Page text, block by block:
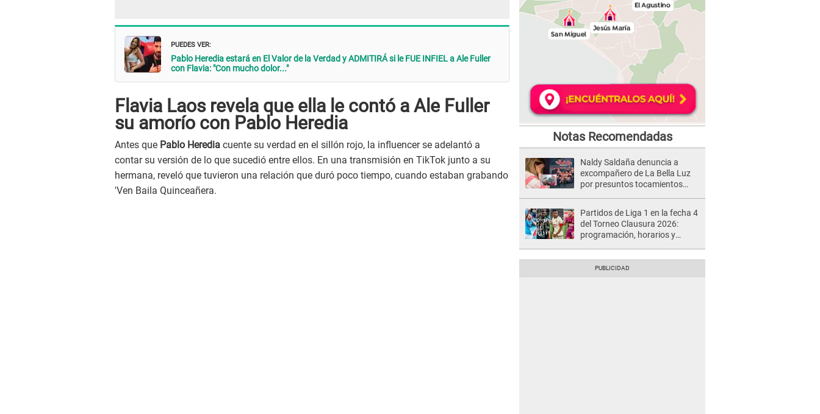
PUEDES VER:
Pablo Heredia estará en El Valor de la Verdad y ADMITIRÁ si le FUE INFIEL a Ale Fuller
con Flavia: "Con mucho dolor..."
Flavia Laos revela que ella le contó a Ale Fuller
su amorío con Pablo Heredia
Antes que Pablo Heredia cuente su verdad en el sillón rojo, la influencer se adelantó a
contar su versión de lo que sucedió entre ellos. En una transmisión en TikTok junto a su
hermana, reveló que tuvieron una relación que duró poco tiempo, cuando estaban grabando
'Ven Baila Quinceañera.
Notas Recomendadas
Naldy Saldaña denuncia a
excompañero de La Bella Luz
por presuntos tocamientos
Partidos de Liga 1 en la fecha 4
del Torneo Clausura 2026:
programación, horarios y